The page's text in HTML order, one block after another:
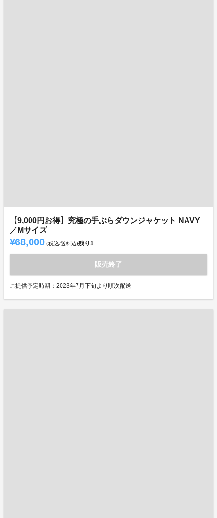
【9,000円お得】究極の手ぶらダウンジャケット NAVY
／Mサイズ
¥68,000 (税込/送料込)残り1
販売終了
ご提供予定時期：2023年7月下旬より順次配送